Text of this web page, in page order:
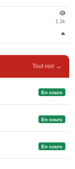
1.1k
🔥
Tout voir →
En cours
En cours
En cours